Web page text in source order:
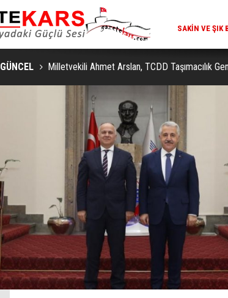
GÜNCEL Milletvekili Ahmet Arslan, TCDD Taşımacılık